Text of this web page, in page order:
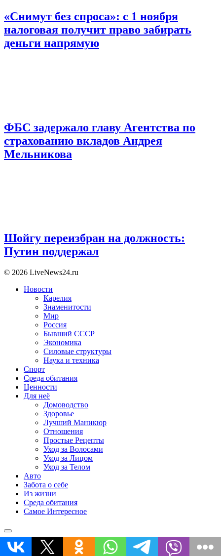
«Снимут без спроса»: с 1 ноября
налоговая получит право забирать
деньги напрямую
ФБС задержало главу Агентства по
страхованию вкладов Андрея
Мельникова
Шойгу переизбран на должность:
Путин поддержал
© 2026 LiveNews24.ru
Новости
Карелия
Знаменитости
Мир
Россия
Бывший СССР
Экономика
Силовые структуры
Наука и техника
Спорт
Среда обитания
Ценности
Для неё
Домоводство
Здоровье
Лучший Маникюр
Отношения
Простые Рецепты
Уход за Волосами
Уход за Лицом
Уход за Телом
Авто
Забота о себе
Из жизни
Среда обитания
Самое Интересное